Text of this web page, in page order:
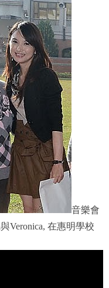
音樂會
Veronica, 在惠明學校